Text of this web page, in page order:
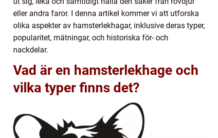
eller andra faror. I denna artikel kommer vi att utforska
olika aspekter av hamsterlekhagar, inklusive deras typer,
popularitet, mätningar, och historiska för- och
nackdelar.
Vad är en hamsterlekhage och
vilka typer finns det?